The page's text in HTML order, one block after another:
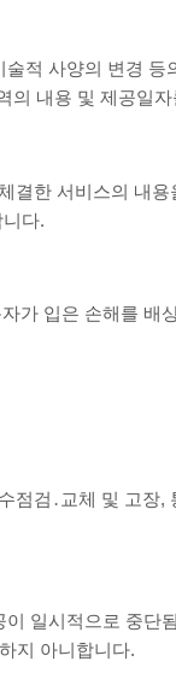
적 사양의 변경
의 내용 및 제공일
결한 서비스의 내
다.
가 입은 손해를 배
점검․교체 및 고
일시적으로 중단
지 아니합니다.